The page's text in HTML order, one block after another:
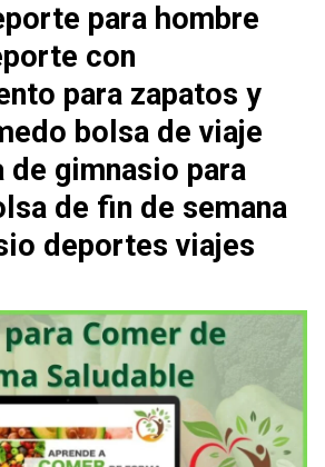
para hombre
con
para zapatos y
bolsa de viaje
de gimnasio para
de fin de semana
deportes viajes